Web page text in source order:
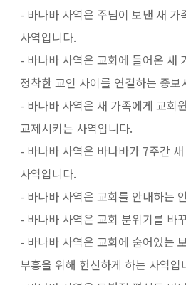
- 바나바 사역은 주님이 보낸 새 가
사역입니다.
- 바나바 사역은 교회에 들어온 새
정착한 교인 사이를 연결하는 중보
- 바나바 사역은 새 가족에게 교회
교제시키는 사역입니다.
- 바나바 사역은 바나바가 7주간
사역입니다.
- 바나바 사역은 교회를 안내하는
- 바나바 사역은 교회 분위기를 바
- 바나바 사역은 교회에 숨어있는
부흥을 위해 헌신하게 하는 사역입